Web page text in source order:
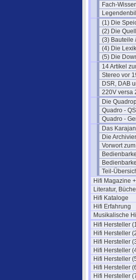
Fach-
(1) Die
(2) Die
(3) Bauteile
(4) Die
(5) Die
14 Artikel
Stereo vor
DSR, DAB
220V versa
Die
Quadro -
Quadro -
Das
Die
Vorwort
Teil-
Hifi Magazine
Literatur,
Hifi Kataloge
Hifi Erfahrung
Musikalische
Hifi Hersteller
Hifi Hersteller
Hifi Hersteller
Hifi Hersteller
Hifi Hersteller
Hifi Hersteller
Hifi Hersteller